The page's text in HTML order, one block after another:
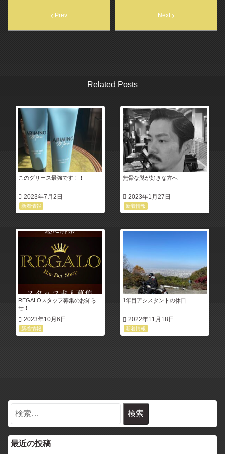
Prev Next
Related Posts
このグリース最強です！！
2023年7月2日
新着情報
無骨な髭が好きな方へ
2023年1月27日
新着情報
REGALOスタッフ募集のお知ら
せ！
2023年10月6日
新着情報
1年目アシスタントの休日
2022年11月18日
新着情報
最近の投稿